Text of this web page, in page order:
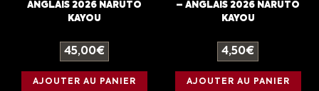
ANGLAIS 2026 NARUTO
KAYOU
45,00€
AJOUTER AU PANIER
– ANGLAIS 2026 NARUTO
KAYOU
4,50€
AJOUTER AU PANIER